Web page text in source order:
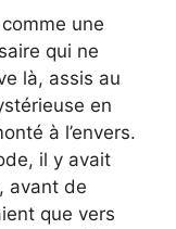
une
qui ne
là, assis au
en
à l’envers.
il y avait
avant de
que vers